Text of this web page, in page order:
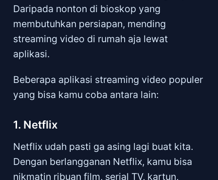
Daripada nonton di bioskop yang
membutuhkan persiapan, mending
streaming video di rumah aja lewat
aplikasi.
Beberapa aplikasi streaming video populer
yang bisa kamu coba antara lain:
1. Netflix
Netflix udah pasti ga asing lagi buat kita.
Dengan berlangganan Netflix, kamu bisa
nikmatin ribuan film, serial TV, kartun,